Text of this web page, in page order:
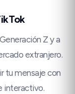
Z y a
extranjero.
tu mensaje con
interactivo.